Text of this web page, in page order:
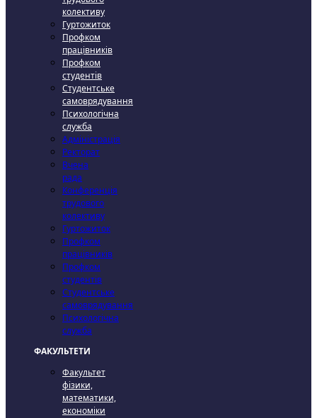
колективу
Гуртожиток
Профком
працівників
Профком
студентів
Студентське
самоврядування
Психологічна
служба
Адміністрація
Ректорат
Вчена
рада
Конференція
трудового
колективу
Гуртожиток
Профком
працівників
Профком
студентів
Студентське
самоврядування
Психологічна
служба
ФАКУЛЬТЕТИ
Факультет
фізики,
математики,
економіки